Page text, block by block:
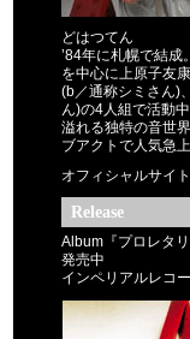
どはつてん
’84年に札幌で結
を中心に上原子友
(b／通称シミさん)
ん)の4人組で活動
溢れる独特の音世
ブアクトで人気急
オフィシャルサイ
Release
Album『プロレタ
発売中
インペリアルレコ